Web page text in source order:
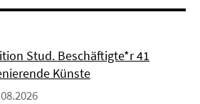
Stud. Beschäftigte*r 41
Künste